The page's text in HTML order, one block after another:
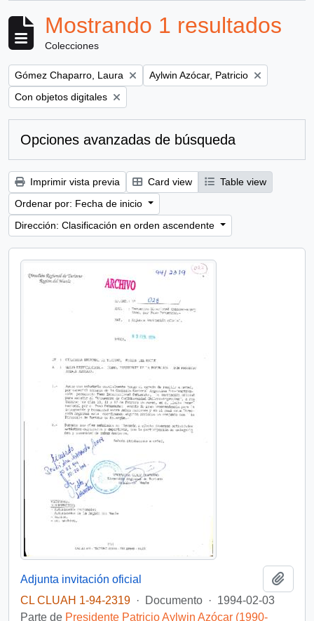
Mostrando 1 resultados
Colecciones
Remove filter:
Gómez Chaparro, Laura Remove filter:
Aylwin Azócar, Patricio
Remove filter:
Con objetos digitales
Opciones avanzadas de búsqueda
Imprimir vista previa Card view
Table view
Ordenar por: Fecha de inicio
Dirección: Clasificación en orden ascendente
Adjunta invitación oficial
CL CLUAH 1-94-2319 · Documento · 1994-02-03
Parte de Presidente Patricio Aylwin Azócar (1990-